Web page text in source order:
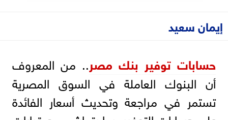
إيمان سعيد
حسابات توفير بنك مصر.. من المعروف
أن البنوك العاملة في السوق المصرية
تستمر في مراجعة وتحديث أسعار الفائدة